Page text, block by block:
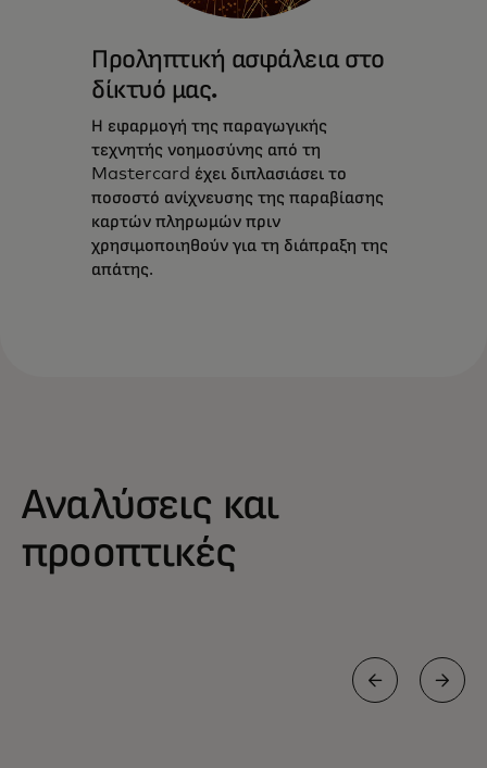
Προληπτική ασφάλεια στο
δίκτυό μας.
Η εφαρμογή της παραγωγικής
τεχνητής νοημοσύνης από τη
Mastercard έχει διπλασιάσει το
ποσοστό ανίχνευσης της παραβίασης
καρτών πληρωμών πριν
χρησιμοποιηθούν για τη διάπραξη της
απάτης.
Αναλύσεις και
προοπτικές